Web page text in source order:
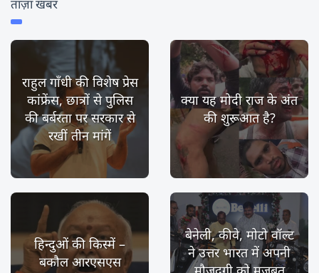
ताज़ा खबर
राहुल गाँधी की विशेष प्रेस
कांफ्रेंस, छात्रों से पुलिस
की बर्बरता पर सरकार से
रखीं तीन मांगें
क्या यह मोदी राज के अंत
की शुरूआत है?
हिन्दुओं की किस्में –
बकौल आरएसएस
बेनेली, कीवे, मोटो वॉल्ट
ने उत्तर भारत में अपनी